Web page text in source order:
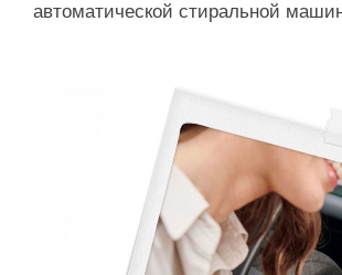
автоматической стиральной